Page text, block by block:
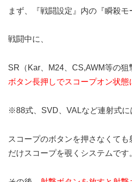
まず、『戦闘設定』内の『瞬殺モ
戦闘中に、
SR（Kar、M24、CS,AWM等の狙
ボタン長押しでスコープオン状態
※88式、SVD、VALなど連射式に
スコープのボタンを押さなくても
だけスコープを覗くシステムです